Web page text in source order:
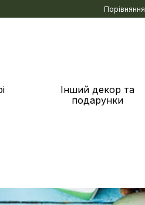
Порівняння
Інший декор та
подарунки